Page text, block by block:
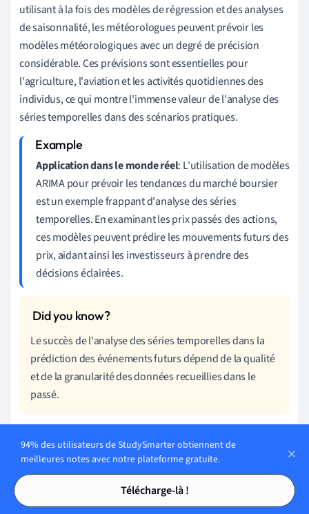
Tables des matières
Tables des matières
utilisant à la fois des modèles de régression et des analyses
de saisonnalité, les météorologues peuvent prévoir les
modèles météorologiques avec un degré de précision
considérable. Ces prévisions sont essentielles pour
l'agriculture, l'aviation et les activités quotidiennes des
individus, ce qui montre l'immense valeur de l'analyse des
séries temporelles dans des scénarios pratiques.
Application dans le monde réel: L'utilisation de modèles
ARIMA pour prévoir les tendances du marché boursier
est un exemple frappant d'analyse des séries
temporelles. En examinant les prix passés des actions,
ces modèles peuvent prédire les mouvements futurs des
prix, aidant ainsi les investisseurs à prendre des
décisions éclairées.
Le succès de l'analyse des séries temporelles dans la
prédiction des événements futurs dépend de la qualité
et de la granularité des données recueillies dans le
passé.
Principaux enseignements
séries temporelles : Méthode statistique
permettant de prédire des points de données futurs en
94% des utilisateurs de StudySmarter obtiennent de
meilleures notes avec notre plateforme gratuite.
Télécharge-là !